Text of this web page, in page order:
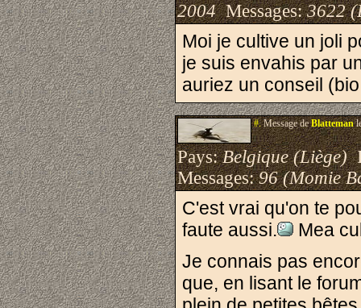
2004Messages:3622
Moi je cultive un joli
je suis envahis par
auriez un conseil
#.Message deBlatteman
Pays:Belgique (Liège)
Messages:96 (Momie
C'est vrai qu'on te
faute aussi.
Mea
Je connais pas
que, en lisant le